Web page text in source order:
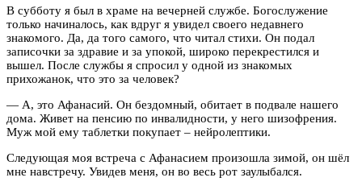
В субботу я был в храме на вечерней службе. Богослужение
только начиналось, как вдруг я увидел своего недавнего
знакомого. Да, да того самого, что читал стихи. Он подал
записочки за здравие и за упокой, широко перекрестился и
вышел. После службы я спросил у одной из знакомых
прихожанок, что это за человек?
— А, это Афанасий. Он бездомный, обитает в подвале нашего
дома. Живет на пенсию по инвалидности, у него шизофрения.
Муж мой ему таблетки покупает – нейролептики.
Следующая моя встреча с Афанасием произошла зимой, он шёл
мне навстречу. Увидев меня, он во весь рот заулыбался.